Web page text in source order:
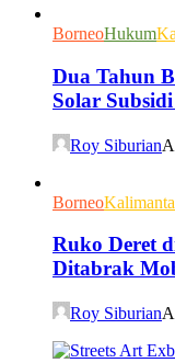
BorneoHukum
Dua Tahun
Solar
Roy Siburian
Borneo
Ruko Deret
Ditabrak
Roy Siburian